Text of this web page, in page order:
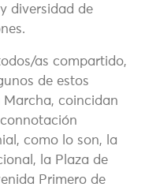
diversidad de
as compartido,
de estos
Marcha, coincidan
como lo son, la
la Plaza de
Primero de